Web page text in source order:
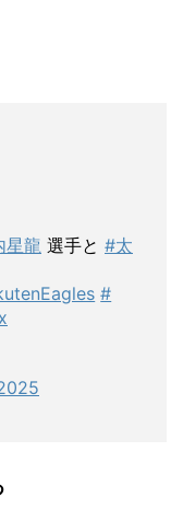
星龍 選手と #太
#